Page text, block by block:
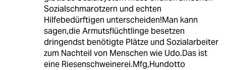
Sozialschmarotzern und echten
Hilfebedürftigen unterscheiden!Man kann
sagen,die Armutsflüchtlinge besetzen
dringendst benötigte Plätze und Sozialarbeiter
zum Nachteil von Menschen wie Udo.Das ist
eine Riesenschweinerei.Mfg,Hundotto